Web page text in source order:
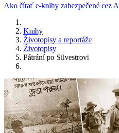
Ako čítať e-knihy zabezpečené cez
Knihy
Životopisy a reportáže
Životopisy
Pátrání po Silvestrovi